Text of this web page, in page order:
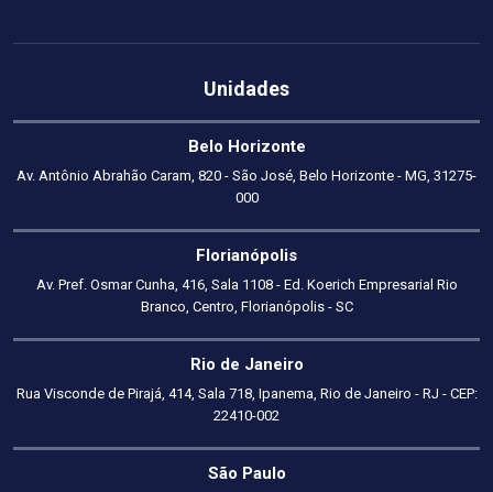
Unidades
Belo Horizonte
Av. Antônio Abrahão Caram, 820 - São José, Belo Horizonte - MG, 31275-
000
Florianópolis
Av. Pref. Osmar Cunha, 416, Sala 1108 - Ed. Koerich Empresarial Rio
Branco, Centro, Florianópolis - SC
Rio de Janeiro
Rua Visconde de Pirajá, 414, Sala 718, Ipanema, Rio de Janeiro - RJ - CEP:
22410-002
São Paulo